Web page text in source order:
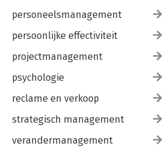
personeelsmanagement
persoonlijke effectiviteit
projectmanagement
psychologie
reclame en verkoop
strategisch management
verandermanagement